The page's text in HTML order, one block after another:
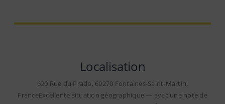
Localisation
620 Rue du Prado, 69270 Fontaines-Saint-Martin,
FranceExcellente situation géographique — avec une note de